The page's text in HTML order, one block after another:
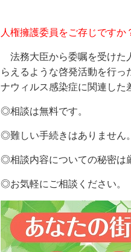
人権擁護委員をご存じですか
法務大臣から委嘱を受けた
らえるような啓発活動を行
ナウィルス感染症に関連した
◎相談は無料です。
◎難しい手続きはありません。
◎相談内容についての秘密は
◎お気軽にご相談ください。